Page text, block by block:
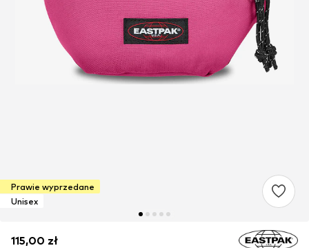
Prawie wyprzedane
Unisex
115,00 zł
115,00 zł
115,00 zł